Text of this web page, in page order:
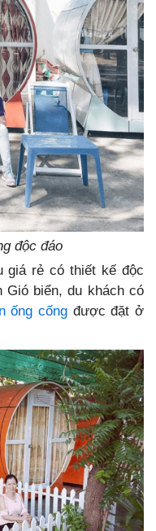
độc đáo
giá rẻ có thiết kế độc
Gió biển, du khách có
ống cống được đặt ở